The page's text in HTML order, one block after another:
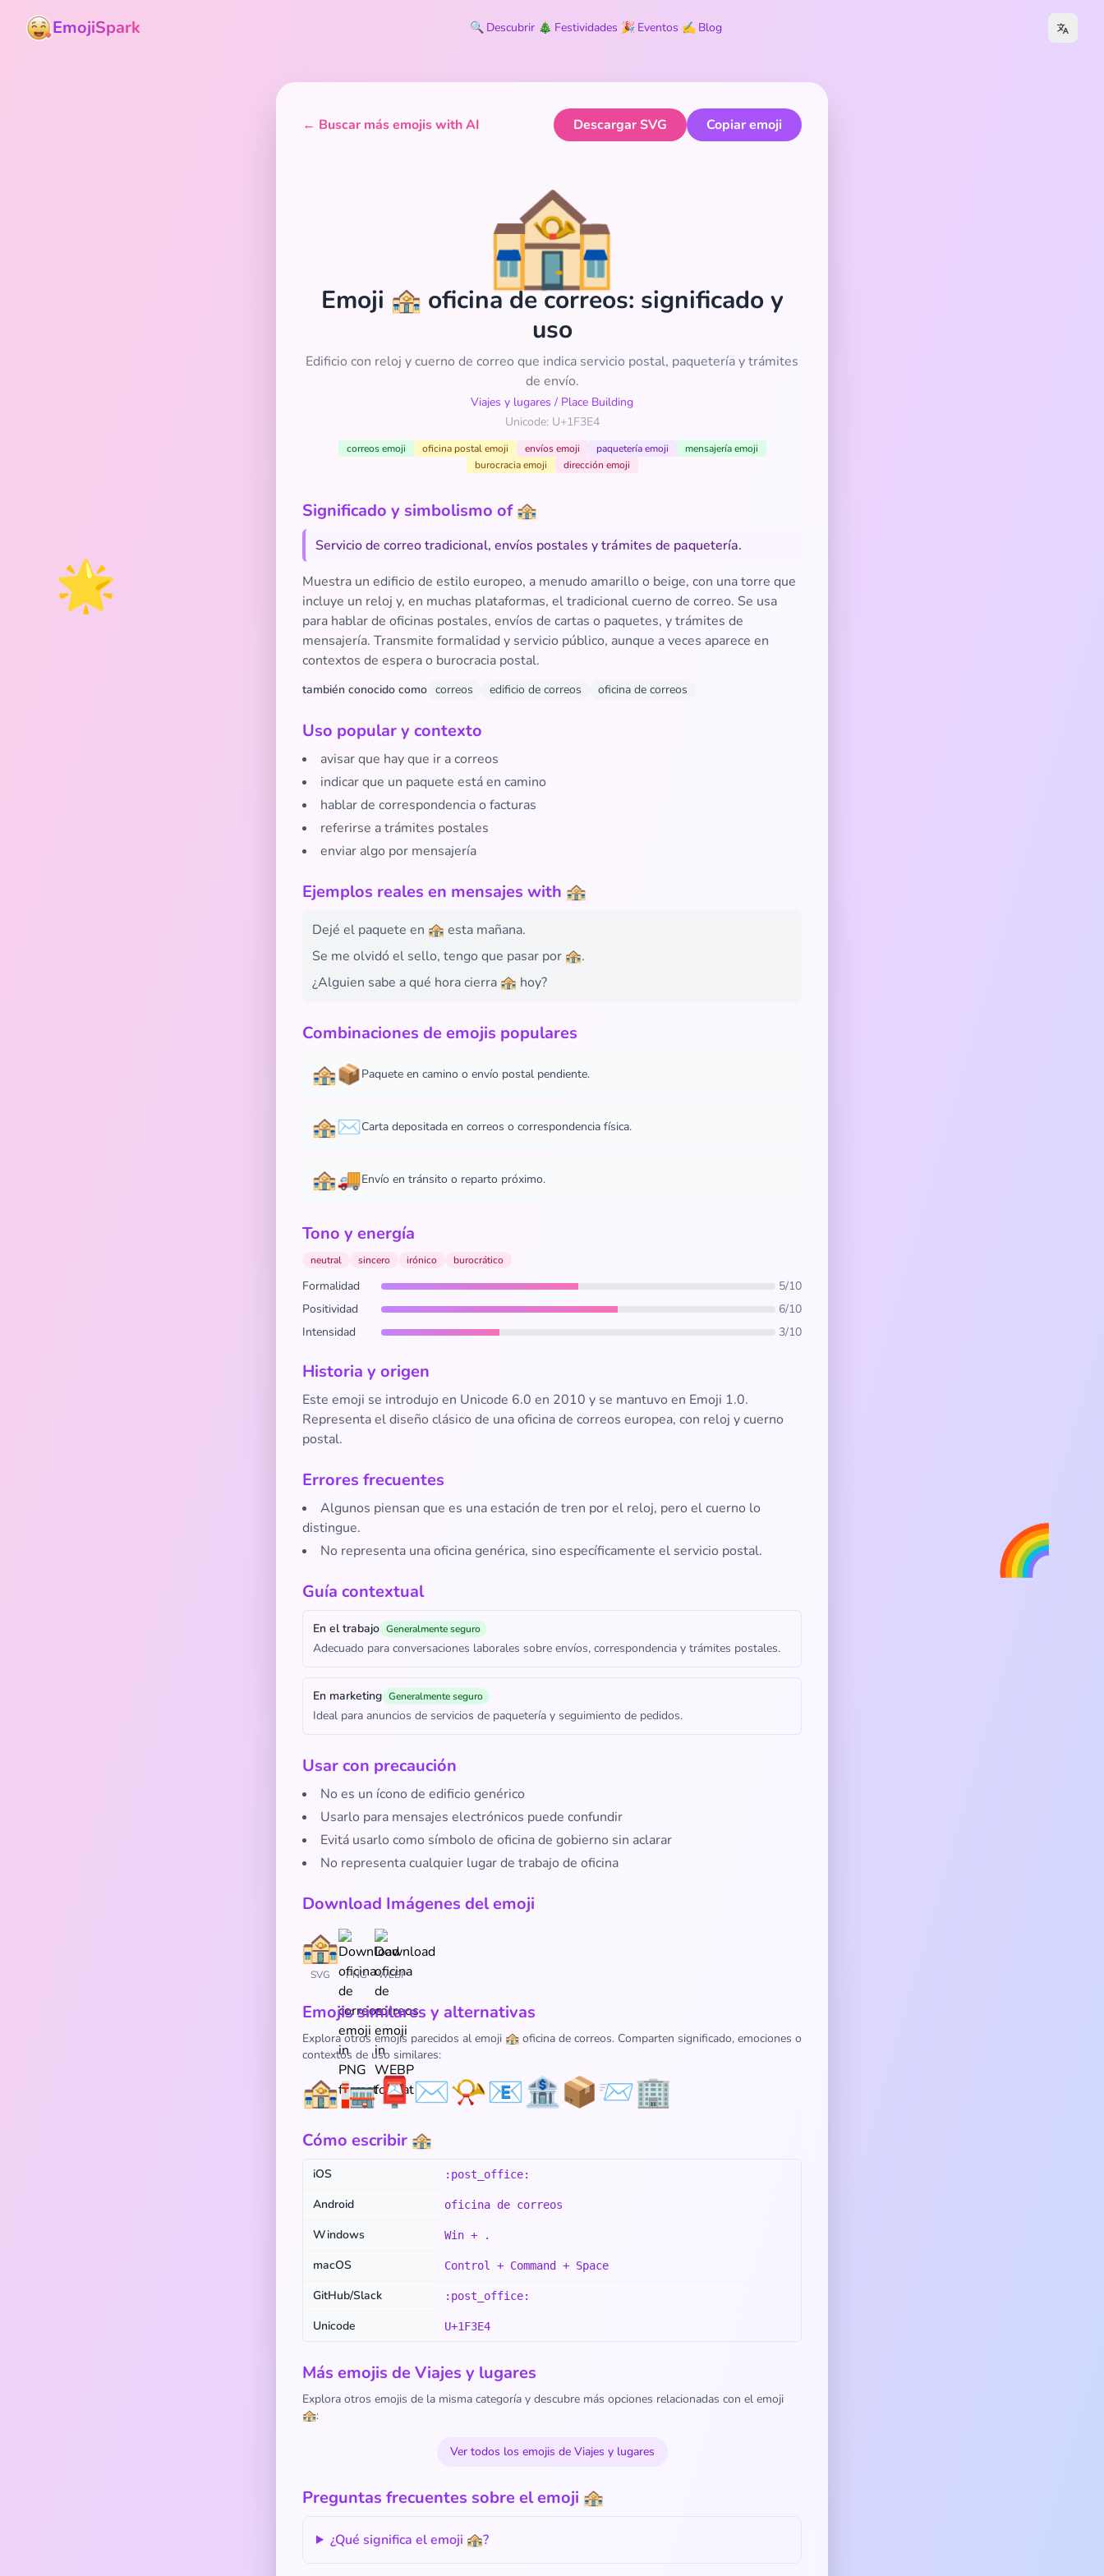
🌟
🌈
EmojiSpark 🔍 Descubrir 🎄 Festividades 🎉 Eventos ✍️ Blog
← Buscar más emojis with AI Descargar SVG Copiar emoji
🏤
Emoji 🏤 oficina de correos: significado y
uso
Edificio con reloj y cuerno de correo que indica servicio postal, paquetería y trámites
de envío.
Viajes y lugares / Place Building
Unicode: U+1F3E4
correos emoji oficina postal emoji envíos emoji paquetería emoji
mensajería emoji
burocracia emoji
dirección emoji
Significado y simbolismo of 🏤
Servicio de correo tradicional, envíos postales y trámites de paquetería.
Muestra un edificio de estilo europeo, a menudo amarillo o beige, con una torre que
incluye un reloj y, en muchas plataformas, el tradicional cuerno de correo. Se usa
para hablar de oficinas postales, envíos de cartas o paquetes, y trámites de
mensajería. Transmite formalidad y servicio público, aunque a veces aparece en
contextos de espera o burocracia postal.
también conocido como correos edificio de correos oficina de correos
Uso popular y contexto
avisar que hay que ir a correos
indicar que un paquete está en camino
hablar de correspondencia o facturas
referirse a trámites postales
enviar algo por mensajería
Ejemplos reales en mensajes with 🏤
Dejé el paquete en 🏤 esta mañana.
Se me olvidó el sello, tengo que pasar por 🏤.
¿Alguien sabe a qué hora cierra 🏤 hoy?
Combinaciones de emojis populares
🏤📦Paquete en camino o envío postal pendiente.
🏤✉️Carta depositada en correos o correspondencia física.
🏤🚚Envío en tránsito o reparto próximo.
Tono y energía
neutral sincero irónico burocrático
Formalidad
5/10
Positividad
6/10
Intensidad
3/10
Historia y origen
Este emoji se introdujo en Unicode 6.0 en 2010 y se mantuvo en Emoji 1.0.
Representa el diseño clásico de una oficina de correos europea, con reloj y cuerno
postal.
Errores frecuentes
Algunos piensan que es una estación de tren por el reloj, pero el cuerno lo
distingue.
No representa una oficina genérica, sino específicamente el servicio postal.
Guía contextual
En el trabajo Generalmente seguro
Adecuado para conversaciones laborales sobre envíos, correspondencia y trámites postales.
En marketing Generalmente seguro
Ideal para anuncios de servicios de paquetería y seguimiento de pedidos.
Usar con precaución
No es un ícono de edificio genérico
Usarlo para mensajes electrónicos puede confundir
Evitá usarlo como símbolo de oficina de gobierno sin aclarar
No representa cualquier lugar de trabajo de oficina
Download Imágenes del emoji
SVG PNG WEBP
Emojis similares y alternativas
Explora otros emojis parecidos al emoji 🏤 oficina de correos. Comparten significado, emociones o
contextos de uso similares:
🏤🏣📮✉️📯📧🏦📦📨🏢
Cómo escribir 🏤
iOS :post_office:
Android oficina de correos
Windows Win + .
macOS Control + Command + Space
GitHub/Slack :post_office:
Unicode U+1F3E4
Más emojis de Viajes y lugares
Explora otros emojis de la misma categoría y descubre más opciones relacionadas con el emoji
🏤:
Ver todos los emojis de Viajes y lugares
Preguntas frecuentes sobre el emoji 🏤
¿Qué significa el emoji 🏤?